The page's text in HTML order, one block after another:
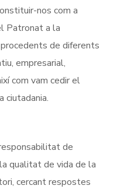
nos com a
Patronat a la
de diferents
empresarial,
com vam cedir el
ciutadania.
de
qualitat de vida de la
cercant respostes